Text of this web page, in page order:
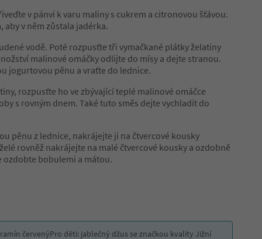
v pánvi k varu maliny s cukrem a citronovou šťávou.
v něm zůstala jadérka.
vodě. Poté rozpusťte tři vymačkané plátky želatiny
malinové omáčky odlijte do mísy a dejte stranou.
jogurtovou pěnu a vraťte do lednice.
rozpusťte ho ve zbývající teplé malinové omáčce
s rovným dnem. Také tuto směs dejte vychladit do
pěnu z lednice, nakrájejte ji na čtvercové kousky
rovněž nakrájejte na malé čtvercové kousky a ozdobně
ozdobte bobulemi a mátou.
červenýPro děti: jablečný džus se značkou kvality Jižní